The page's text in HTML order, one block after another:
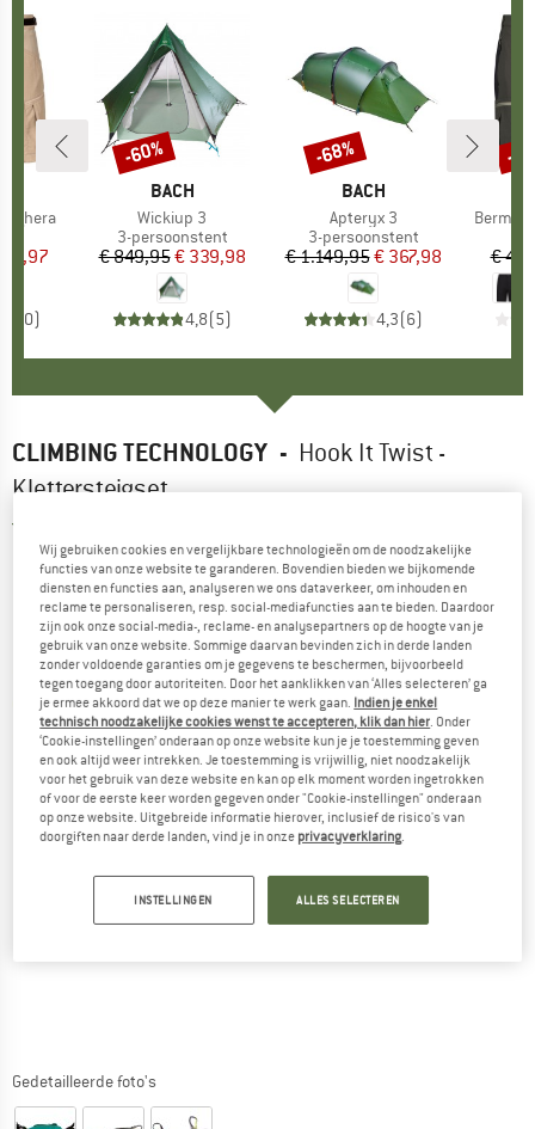
prijs
0)
MERK
BACH
Artikel
Wickiup 3
Productgroep
3-persoonstent
Prijs
€ 849,95Verlaagde prijs
€ 339,98
4,8(5)
Korting
-60%
MERK
BACH
Artikel
Apteryx 3
Productgroep
3-persoonstent
Prijs
€ 1.149,95Verlaagde prijs
€ 367,98
4,3(6)
Korting
-68%
Artikel
€
-
CLIMBING TECHNOLOGY - Hook It Twist -
Klettersteigset
Gedetailleerde foto's
Wij gebruiken cookies en vergelijkbare technologieën om de noodzakelijke
functies van onze website te garanderen. Bovendien bieden we bijkomende
diensten en functies aan, analyseren we ons dataverkeer, om inhouden en
reclame te personaliseren, resp. social-mediafuncties aan te bieden. Daardoor
zijn ook onze social-media-, reclame- en analysepartners op de hoogte van je
gebruik van onze website. Sommige daarvan bevinden zich in derde landen
zonder voldoende garanties om je gegevens te beschermen, bijvoorbeeld
tegen toegang door autoriteiten. Door het aanklikken van ‘Alles selecteren’ ga
je ermee akkoord dat we op deze manier te werk gaan. Indien je enkel
technisch noodzakelijke cookies wenst te accepteren, klik dan hier. Onder
‘Cookie-instellingen’ onderaan op onze website kun je je toestemming geven
en ook altijd weer intrekken. Je toestemming is vrijwillig, niet noodzakelijk
voor het gebruik van deze website en kan op elk moment worden ingetrokken
of voor de eerste keer worden gegeven onder "Cookie-instellingen" onderaan
op onze website. Uitgebreide informatie hierover, inclusief de risico's van
doorgiften naar derde landen, vind je in onze privacyverklaring.
INSTELLINGEN ALLES SELECTEREN